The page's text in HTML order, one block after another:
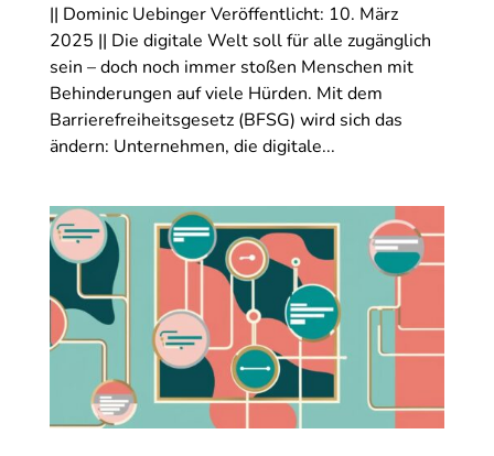
|| Dominic Uebinger Veröffentlicht: 10. März
2025 || Die digitale Welt soll für alle zugänglich
sein – doch noch immer stoßen Menschen mit
Behinderungen auf viele Hürden. Mit dem
Barrierefreiheitsgesetz (BFSG) wird sich das
ändern: Unternehmen, die digitale...